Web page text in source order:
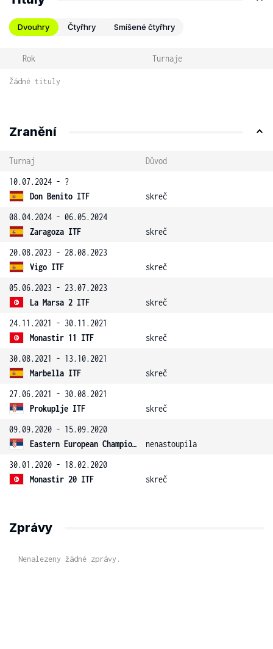
Dvouhry Čtyřhry Smíšené čtyřhry
Rok Turnaje
Žádné tituly
Zranění
Turnaj
Důvod
10.07.2024 - ?
Don Benito ITF
skreč
08.04.2024 - 06.05.2024
Zaragoza ITF
skreč
20.08.2023 - 28.08.2023
Vigo ITF
skreč
05.06.2023 - 23.07.2023
La Marsa 2 ITF
skreč
24.11.2021 - 30.11.2021
Monastir 11 ITF
skreč
30.08.2021 - 13.10.2021
Marbella ITF
skreč
27.06.2021 - 30.08.2021
Prokuplje ITF
skreč
09.09.2020 - 15.09.2020
Eastern European Championship
nenastoupila
30.01.2020 - 18.02.2020
Monastir 20 ITF
skreč
Zprávy
Nenalezeny žádné zprávy.